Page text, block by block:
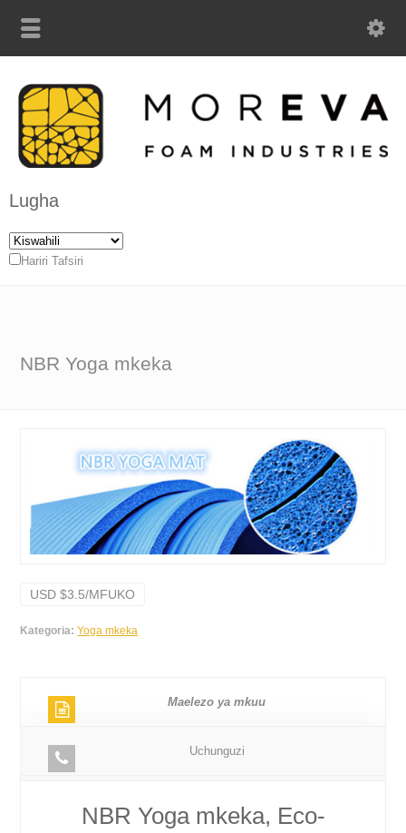
Lugha
Hariri Tafsiri
NBR Yoga mkeka
USD $3.5/MFUKO
Kategoria: Yoga mkeka
Maelezo ya mkuu
Uchunguzi
NBR Yoga mkeka, Eco-